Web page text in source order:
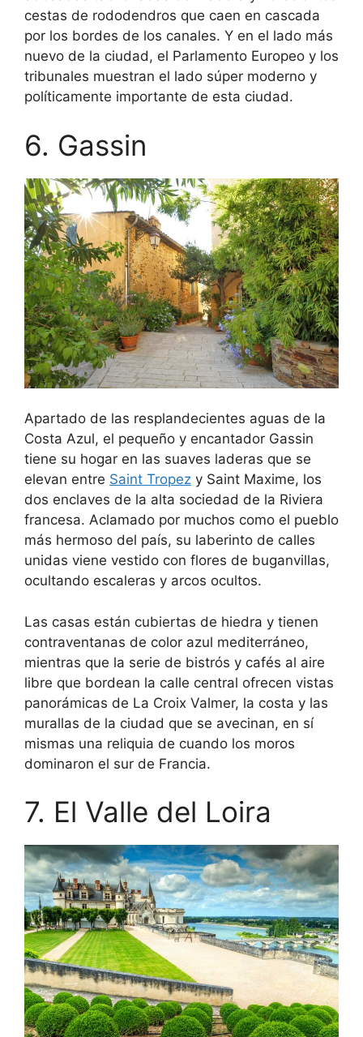
cestas de rododendros que caen en cascada
por los bordes de los canales. Y en el lado más
nuevo de la ciudad, el Parlamento Europeo y los
tribunales muestran el lado súper moderno y
políticamente importante de esta ciudad.
6. Gassin
Apartado de las resplandecientes aguas de la
Costa Azul, el pequeño y encantador Gassin
tiene su hogar en las suaves laderas que se
elevan entre Saint Tropez y Saint Maxime, los
dos enclaves de la alta sociedad de la Riviera
francesa. Aclamado por muchos como el pueblo
más hermoso del país, su laberinto de calles
unidas viene vestido con flores de buganvillas,
ocultando escaleras y arcos ocultos.
Las casas están cubiertas de hiedra y tienen
contraventanas de color azul mediterráneo,
mientras que la serie de bistrós y cafés al aire
libre que bordean la calle central ofrecen vistas
panorámicas de La Croix Valmer, la costa y las
murallas de la ciudad que se avecinan, en sí
mismas una reliquia de cuando los moros
dominaron el sur de Francia.
7. El Valle del Loira